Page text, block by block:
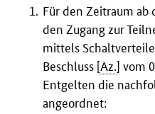
Für den Zeitraum ab
den Zugang zur
mittels
Beschluss [Az. ] vom
Entgelten die
angeordnet: